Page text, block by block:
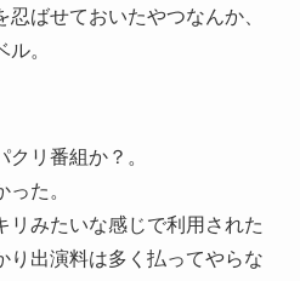
ばせておいたやつなんか、
。
リ番組か？。
た。
リみたいな感じで利用された
り出演料は多く払ってやらな